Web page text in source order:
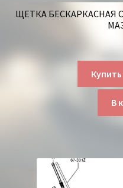
ЩЕТКА БЕСКАРКАСНАЯ
В